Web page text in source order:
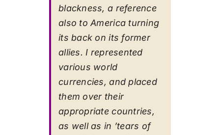
blackness, a reference
also to America turning
its back on its former
allies. I represented
various world
currencies, and placed
them over their
appropriate countries,
as well as in ’tears of